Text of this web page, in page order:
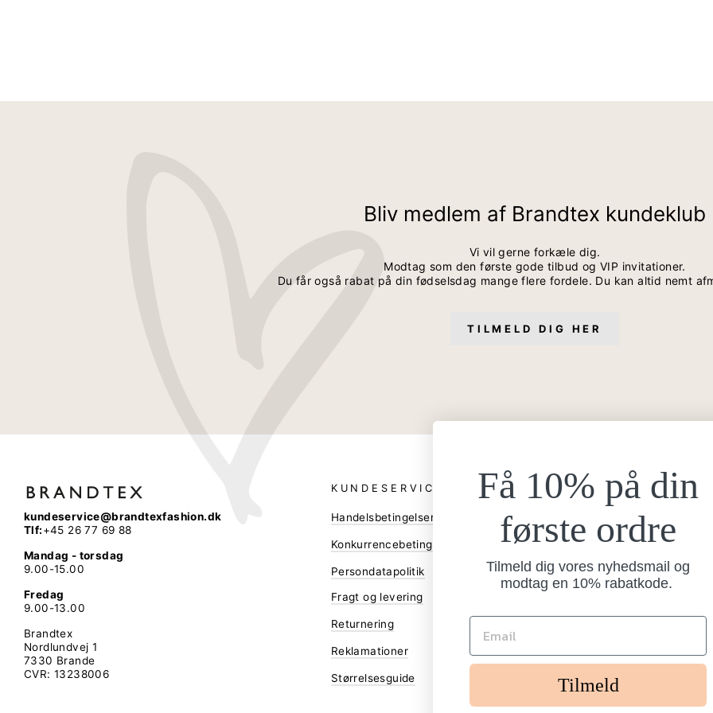
Bliv medlem af Brandtex kundeklub
Vi vil gerne forkæle dig.
Modtag som den første gode tilbud og VIP invitationer.
Du får også rabat på din fødselsdag mange flere fordele. Du kan altid nemt
TILMELD DIG HER
kundeservice@brandtexfashion.dk
Tlf:+45 26 77 69 88
Mandag - torsdag
9.00-15.00
Fredag
9.00-13.00
Brandtex
Nordlundvej 1
7330 Brande
CVR: 13238006
KUNDESERVICE
Handelsbetingelser
Konkurrencebetingelser
Persondatapolitik
Fragt og levering
Returnering
Reklamationer
Størrelsesguide
ANDRE
Gå til B2B shop
Assetbank
Facebook
Instagram
Få 10% på din
første ordre
Tilmeld dig vores nyhedsmail og
modtag en 10% rabatkode.
Tilmeld